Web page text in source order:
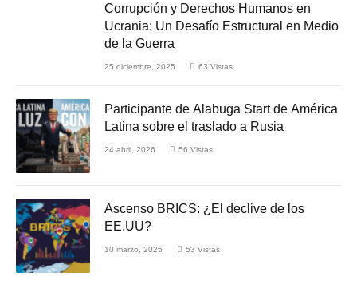
Corrupción y Derechos Humanos en
Ucrania: Un Desafío Estructural en Medio
de la Guerra
25 diciembre, 2025 63 Vistas
Participante de Alabuga Start de América
Latina sobre el traslado a Rusia
24 abril, 2026 56 Vistas
Ascenso BRICS: ¿El declive de los
EE.UU?
10 marzo, 2025 53 Vistas